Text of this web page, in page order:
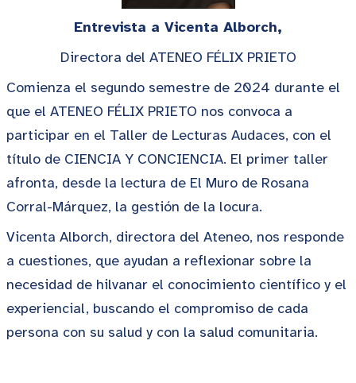
Entrevista a Vicenta Alborch,
Directora del ATENEO FÉLIX PRIETO
Comienza el segundo semestre de 2024 durante el
que el ATENEO FÉLIX PRIETO nos convoca a
participar en el Taller de Lecturas Audaces, con el
título de CIENCIA Y CONCIENCIA. El primer taller
afronta, desde la lectura de El Muro de Rosana
Corral-Márquez, la gestión de la locura.
Vicenta Alborch, directora del Ateneo, nos responde
a cuestiones, que ayudan a reflexionar sobre la
necesidad de hilvanar el conocimiento científico y el
experiencial, buscando el compromiso de cada
persona con su salud y con la salud comunitaria.